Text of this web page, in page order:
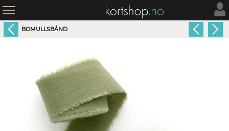
BOMULLSBÅND